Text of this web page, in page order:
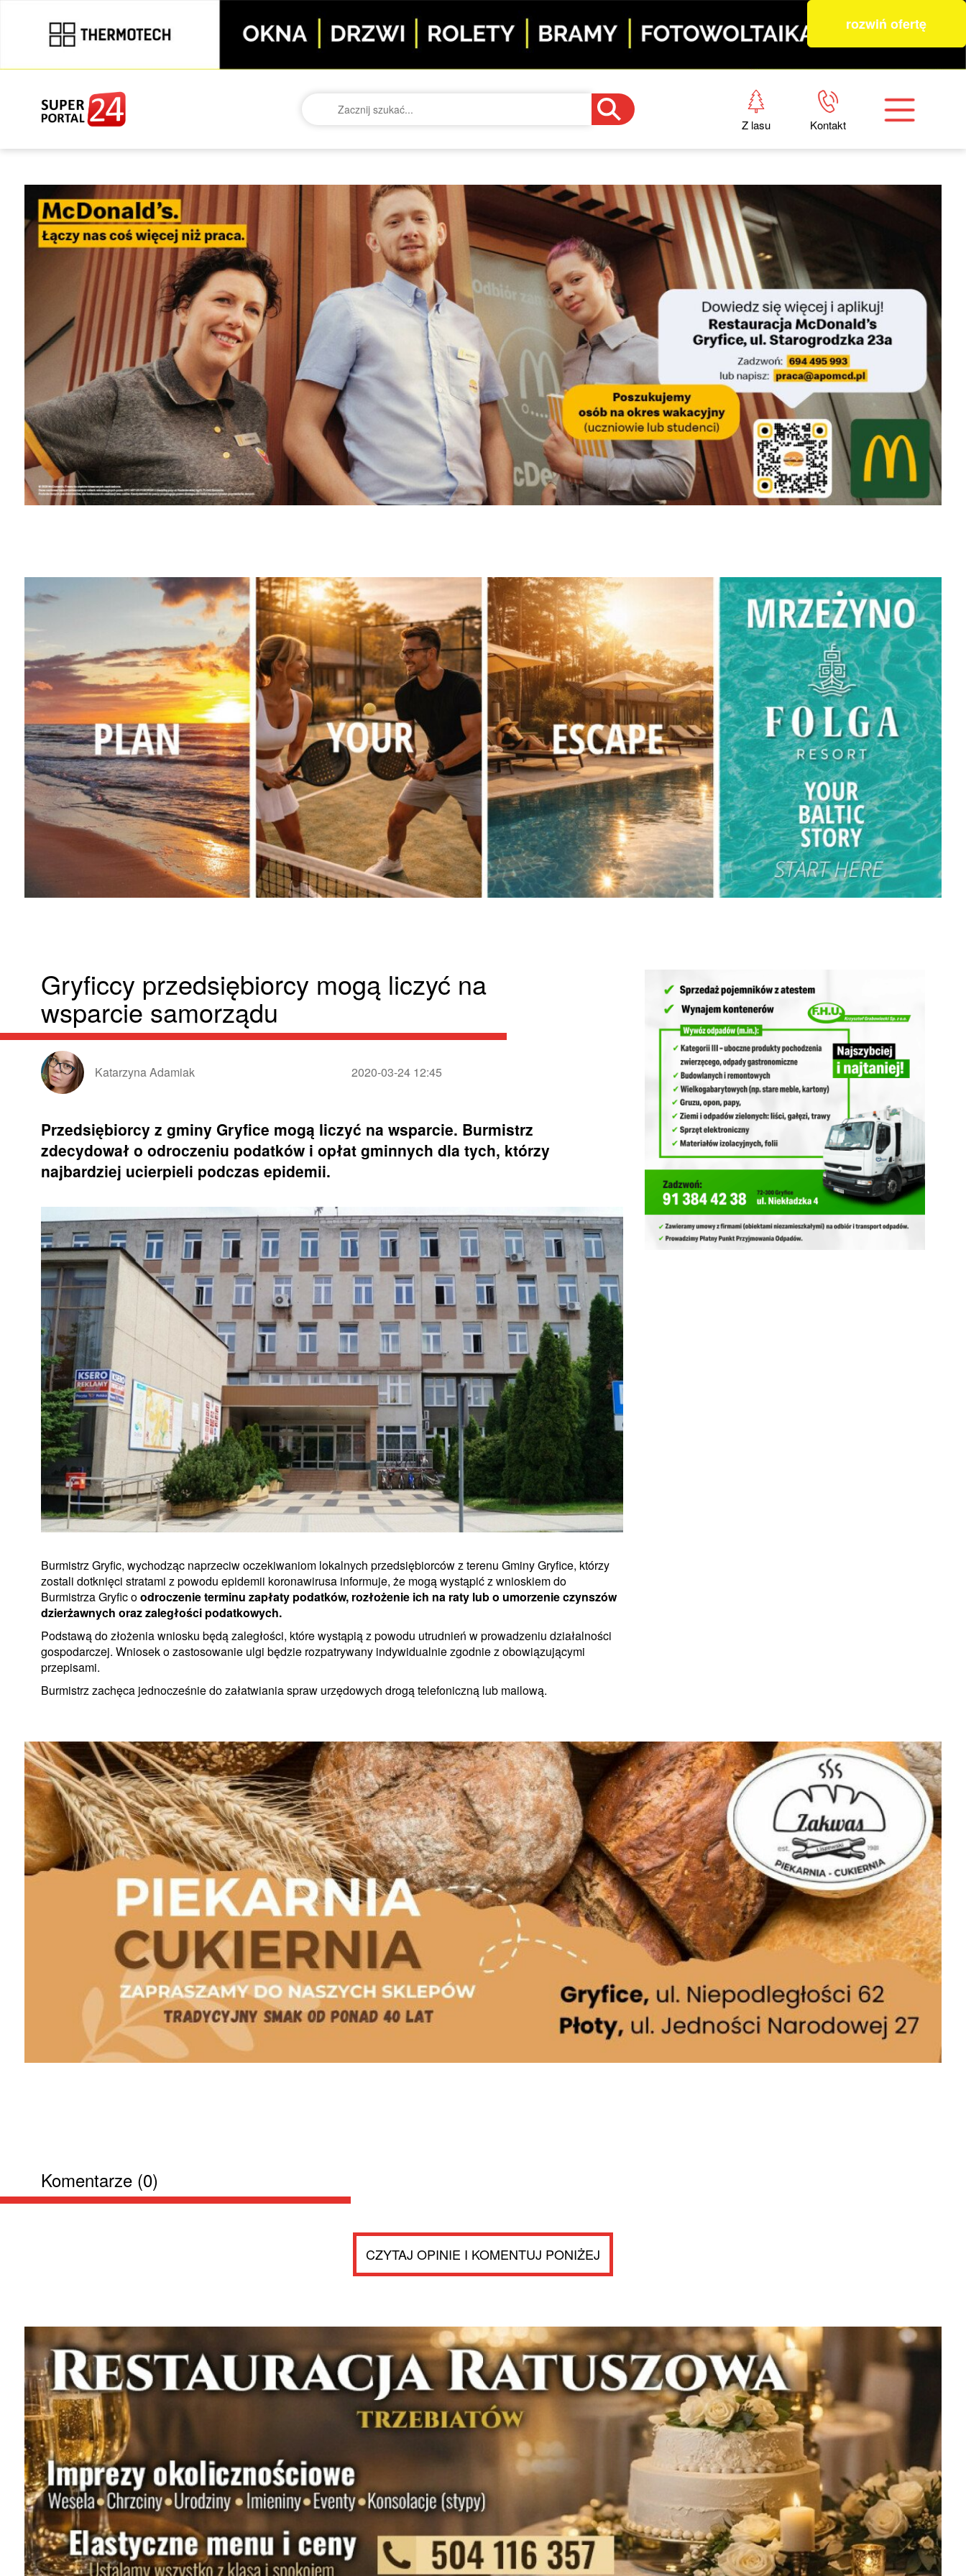
rozwiń ofertę
Z lasu Kontakt
Gryficcy przedsiębiorcy mogą liczyć na
wsparcie samorządu
Katarzyna Adamiak 2020-03-24 12:45
Przedsiębiorcy z gminy Gryfice mogą liczyć na wsparcie. Burmistrz
zdecydował o odroczeniu podatków i opłat gminnych dla tych, którzy
najbardziej ucierpieli podczas epidemii.
Burmistrz Gryfic, wychodząc naprzeciw oczekiwaniom lokalnych przedsiębiorców z terenu Gminy Gryfice, którzy
zostali dotknięci stratami z powodu epidemii koronawirusa informuje, że mogą wystąpić z wnioskiem do
Burmistrza Gryfic oodroczenie terminu zapłaty podatków, rozłożenie ich na raty lub o umorzenie czynszów
dzierżawnych oraz zaległości podatkowych.
Podstawą do złożenia wniosku będą zaległości, które wystąpią z powodu utrudnień w prowadzeniu działalności
gospodarczej. Wniosek o zastosowanie ulgi będzie rozpatrywany indywidualnie zgodnie z obowiązującymi
przepisami.
Burmistrz zachęca jednocześnie do załatwiania spraw urzędowych drogą telefoniczną lub mailową.
Komentarze (0)
CZYTAJ OPINIE I KOMENTUJ PONIŻEJ